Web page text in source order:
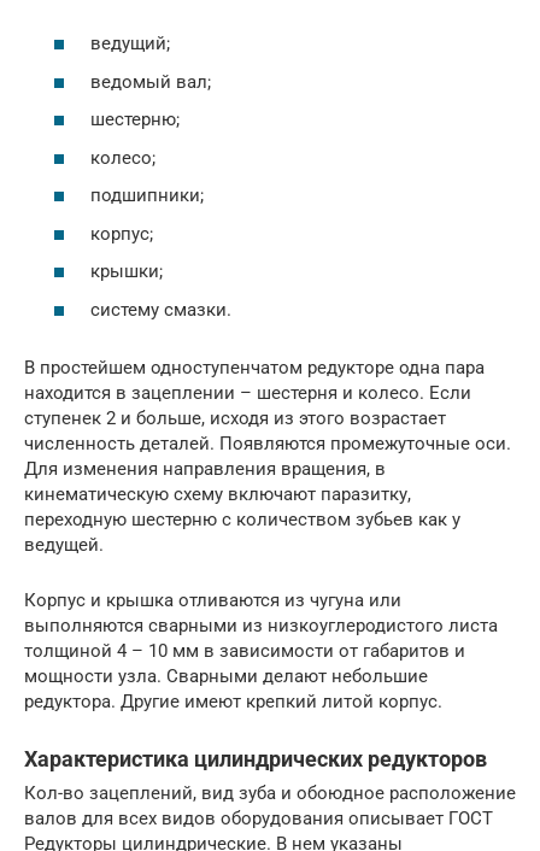
ведущий;
ведомый вал;
шестерню;
колесо;
подшипники;
корпус;
крышки;
систему смазки.
В простейшем одноступенчатом редукторе одна пара
находится в зацеплении – шестерня и колесо. Если
ступенек 2 и больше, исходя из этого возрастает
численность деталей. Появляются промежуточные оси.
Для изменения направления вращения, в
кинематическую схему включают паразитку,
переходную шестерню с количеством зубьев как у
ведущей.
Корпус и крышка отливаются из чугуна или
выполняются сварными из низкоуглеродистого листа
толщиной 4 – 10 мм в зависимости от габаритов и
мощности узла. Сварными делают небольшие
редуктора. Другие имеют крепкий литой корпус.
Характеристика цилиндрических редукторов
Кол-во зацеплений, вид зуба и обоюдное расположение
валов для всех видов оборудования описывает ГОСТ
Редукторы цилиндрические. В нем указаны